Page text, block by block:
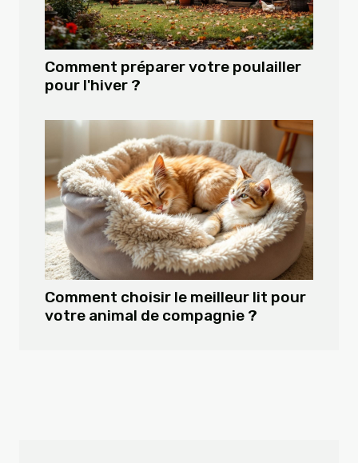
Comment préparer votre poulailler
pour l'hiver ?
Comment choisir le meilleur lit pour
votre animal de compagnie ?